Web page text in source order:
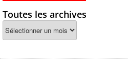
Toutes les archives